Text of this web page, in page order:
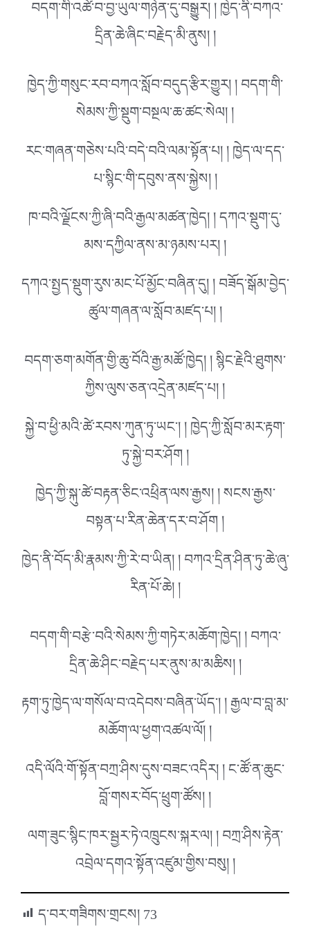
བདག་གི་འཚེ་བ་བྱ་ཡུལ་གཉེན་དུ་བསྒྱུར། ། ཁྱེད་ནི་བཀའ་
དྲིན་ཆེ་ཞིང་བརྗེད་མི་ནུས། །
ཁྱེད་ཀྱི་གསུང་རབ་བཀའ་སློབ་བདུད་རྩིར་གྱུར། ། བདག་གི་
སེམས་ཀྱི་སྡུག་བསྔལ་ཆ་ཚང་སེལ། །
རང་གཞན་གཅེས་པའི་བདེ་བའི་ལམ་སྟོན་པ། ། ཁྱེད་ལ་དད་
པ་སྙིང་གི་དབུས་ནས་སྐྱེས། །
ཁ་བའི་ལྗོངས་ཀྱི་ཞི་བའི་རྒྱལ་མཚན་ཁྱེད། ། དཀའ་སྡུག་དུ་
མས་དཀྱིལ་ནས་མ་ཉམས་པར། །
དཀའ་སྤྱད་སྡུག་རུས་མང་པོ་མྱོང་བཞིན་དུ། ། བཟོད་སྒོམ་བྱེད་
ཚུལ་གཞན་ལ་སློབ་མཛད་པ། །
བདག་ཅག་མགོན་གྱི་ཆུ་བོའི་རྒྱ་མཚོ་ཁྱེད། ། སྙིང་རྗེའི་ཐུགས་
ཀྱིས་ལུས་ཅན་འདྲེན་མཛད་པ། །
སྐྱེ་བ་ཕྱི་མའི་ཚེ་རབས་ཀུན་ཏུ་ཡང་། ། ཁྱེད་ཀྱི་སློབ་མར་རྟག་
ཏུ་སྐྱེ་བར་ཤོག །
ཁྱེད་ཀྱི་སྐུ་ཚེ་བརྟན་ཅིང་འཕྲིན་ལས་རྒྱས། ། སངས་རྒྱས་
བསྟན་པ་རིན་ཆེན་དར་བ་ཤོག །
ཁྱེད་ནི་བོད་མི་རྣམས་ཀྱི་རེ་བ་ཡིན། ། བཀའ་དྲིན་ཤིན་ཏུ་ཆེ་ཞུ་
རིན་པོ་ཆེ། །
བདག་གི་བརྩེ་བའི་སེམས་ཀྱི་གཏེར་མཆོག་ཁྱེད། ། བཀའ་
དྲིན་ཆེ་ཤིང་བརྗེད་པར་ནུས་མ་མཆིས། །
རྟག་ཏུ་ཁྱེད་ལ་གསོལ་བ་འདེབས་བཞིན་ཡོད་། ། རྒྱལ་བ་བླ་མ་
མཆོག་ལ་ཕྱག་འཚལ་ལོ། །
འདི་ལོའི་གོ་སྟོན་བཀྲ་ཤིས་དུས་བཟང་འདིར། ། ང་ཚོ་ན་ཆུང་
བློ་གསར་བོད་ཕྲུག་ཚོས། །
ལག་ཟུང་སྙིང་ཁར་སྦྱར་ཏེ་འཁྲུངས་སྐར་ལ། ། བཀྲ་ཤིས་རྟེན་
འབྲེལ་དགའ་སྟོན་འཛུམ་གྱིས་བསུ། །
ད་བར་གཟིགས་གྲངས།73